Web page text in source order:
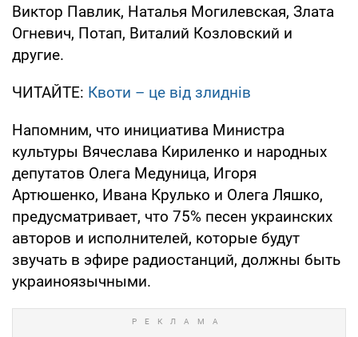
Виктор Павлик, Наталья Могилевская, Злата
Огневич, Потап, Виталий Козловский и
другие.
ЧИТАЙТЕ: Квоти – це від злиднів
Напомним, что инициатива Министра
культуры Вячеслава Кириленко и народных
депутатов Олега Медуница, Игоря
Артюшенко, Ивана Крулько и Олега Ляшко,
предусматривает, что 75% песен украинских
авторов и исполнителей, которые будут
звучать в эфире радиостанций, должны быть
украиноязычными.